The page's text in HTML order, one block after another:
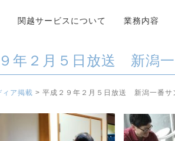
関越サービスについて 業務内容
年２月５日放送 新潟
ィア掲載 > 平成２９年２月５日放送 新潟一番サ